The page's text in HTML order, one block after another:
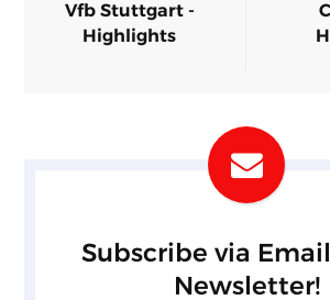
Vfb Stuttgart -
Highlights
Subscribe via
Newsletter!